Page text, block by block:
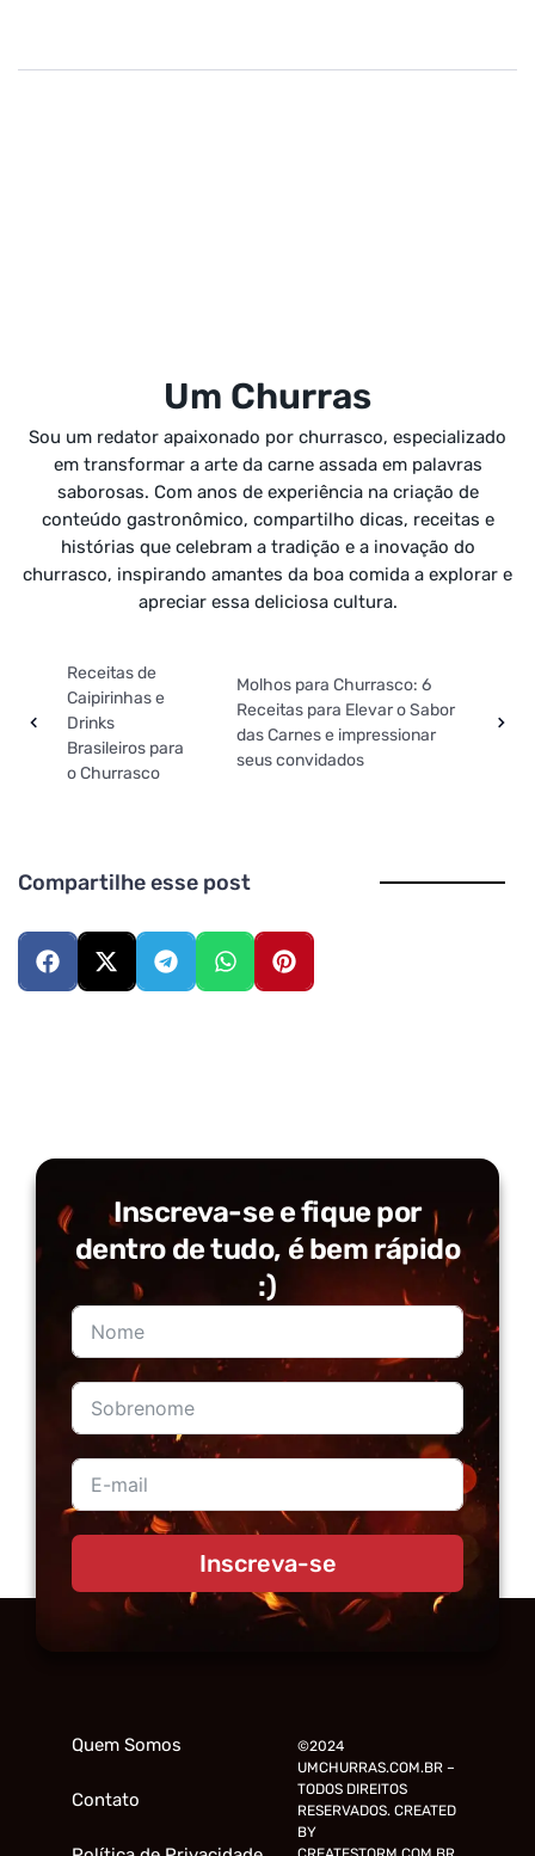
Um Churras
Sou um redator apaixonado por churrasco, especializado
em transformar a arte da carne assada em palavras
saborosas. Com anos de experiência na criação de
conteúdo gastronômico, compartilho dicas, receitas e
histórias que celebram a tradição e a inovação do
churrasco, inspirando amantes da boa comida a explorar e
apreciar essa deliciosa cultura.
Receitas de
Caipirinhas e
Drinks
Brasileiros para
o Churrasco
Molhos para Churrasco: 6
Receitas para Elevar o Sabor
das Carnes e impressionar
seus convidados
Compartilhe esse post
Inscreva-se e fique por
dentro de tudo, é bem rápido
:)
Inscreva-se
Quem Somos
Contato
©2024
UMCHURRAS.COM.BR –
TODOS DIREITOS
RESERVADOS. CREATED
BY